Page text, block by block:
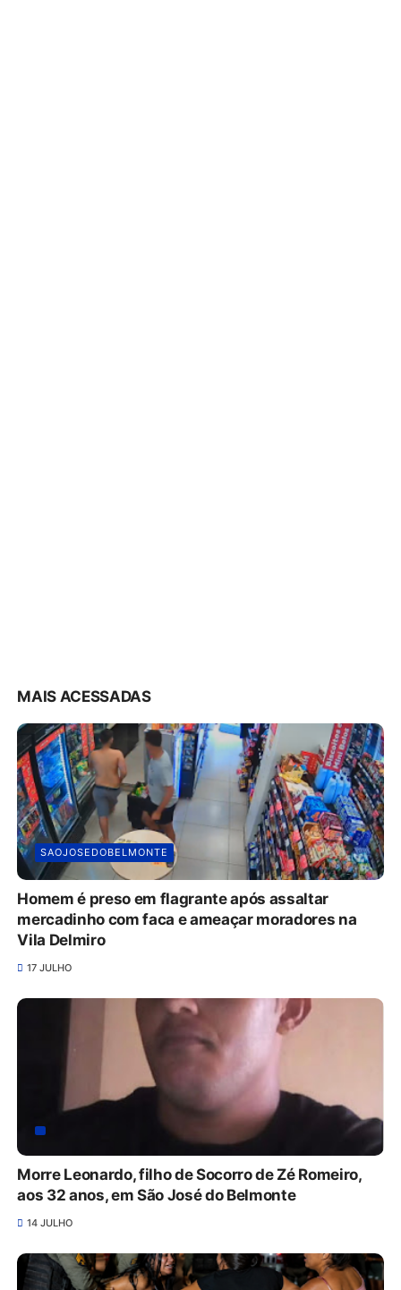
MAIS ACESSADAS
SAOJOSEDOBELMONTE
Homem é preso em flagrante após assaltar
mercadinho com faca e ameaçar moradores na
Vila Delmiro
17 JULHO
Morre Leonardo, filho de Socorro de Zé Romeiro,
aos 32 anos, em São José do Belmonte
14 JULHO